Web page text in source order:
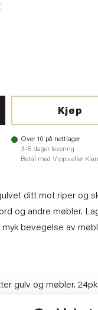
Kjøp
Over 10 på nettlager
3-5 dager levering
Betal med Vipps eller
ditt mot riper og
og andre møbler.
bevegelse av
gulv og møbler. 24pk